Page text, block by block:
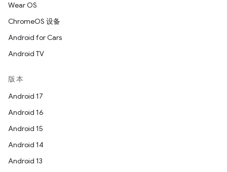
Wear OS
ChromeOS 设备
Android for Cars
Android TV
版本
Android 17
Android 16
Android 15
Android 14
Android 13